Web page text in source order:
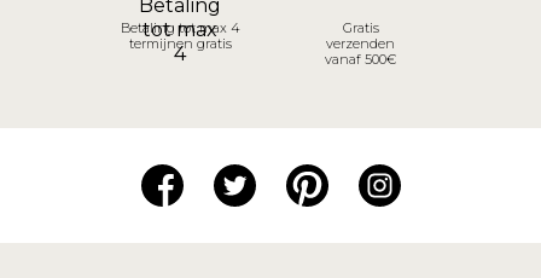
Betaling tot max 4
termijnen gratis
Gratis
verzenden
vanaf 500€